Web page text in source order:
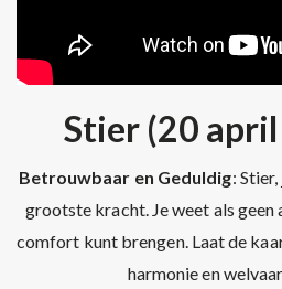
Stier (20
Betrouwbaar en Geduldig:
grootste kracht. Je weet als
comfort kunt brengen. Laat de
harmonie en